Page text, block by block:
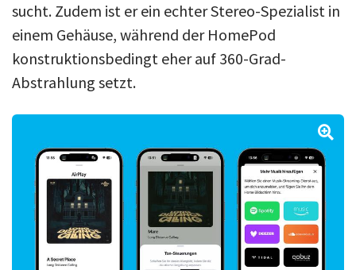
sucht. Zudem ist er ein echter Stereo-Spezialist in
einem Gehäuse, während der HomePod
konstruktionsbedingt eher auf 360-Grad-
Abstrahlung setzt.